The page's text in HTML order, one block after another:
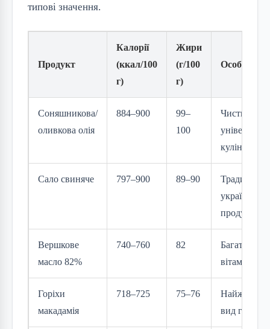
типові значення.
Продукт
Калорії
(ккал/100
г)
Жири
(г/100
г)
Соняшникова/
оливкова олія
884–900
99–
100
Чистий
кулінарії
Сало свиняче 797–900 89–90
продукт
Вершкове
масло 82%
740–760 82
Багате на
вітамін A
Горіхи
макадамія
718–725 75–76
вид горіхів